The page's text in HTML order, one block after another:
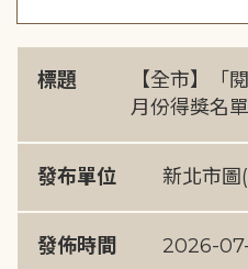
標題
【全市】「
月份得獎名單
發布單位 新北市圖
發佈時間 2026-